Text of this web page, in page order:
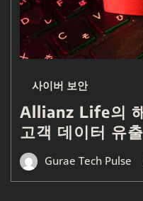
사이버 보안
Allianz Life의
고객 데이터 유출
Gurae Tech Pulse